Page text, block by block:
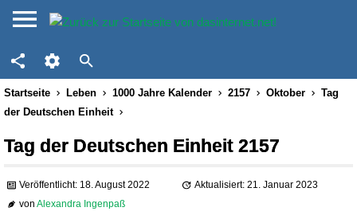
Startseite Leben 1000 Jahre Kalender 2157 Oktober
Tag
der Deutschen Einheit
Tag der Deutschen Einheit 2157
Veröffentlicht: 18. August 2022
Aktualisiert: 21. Januar 2023
vonAlexandra Ingenpaß